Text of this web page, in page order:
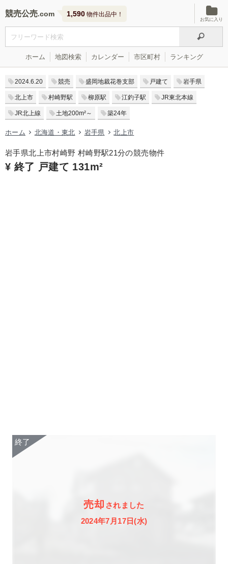
競売公売 1,590 物件出品中！
お気に入り
ホーム 地図検索 カレンダー 市区町村 ランキング
2024.6.20 競売 盛岡地裁花巻支部 戸建て 岩手県
北上市 村崎野駅 柳原駅 江釣子駅 JR東北本線
JR北上線 土地200m²～ 築24年
ホーム 北海道・東北 岩手県 北上市
岩手県北上市村崎野 村崎野駅21分の競売物件
¥ 終了 戸建て 131m²
売却 されました
2024年7月17日(水)